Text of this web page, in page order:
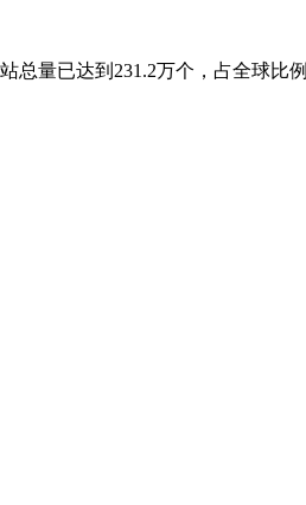
量已达到231.2万个，占全球比